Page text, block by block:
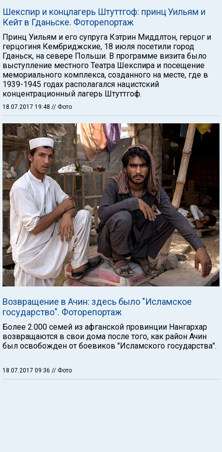
Шекспир и концлагерь Штуттгоф: принц Уильям и
Кейт в Гданьске. Фоторепортаж
Принц Уильям и его супруга Кэтрин Миддлтон, герцог и
герцогиня Кембриджские, 18 июля посетили город
Гданьск, на севере Польши. В программе визита было
выступление местного Театра Шекспира и посещение
мемориального комплекса, созданного на месте, где в
1939-1945 годах располагался нацистский
концентрационный лагерь Штуттгоф.
18.07.2017 19:48 // Фото
Возвращение в Ачин: здесь было "Исламское
государство". Фоторепортаж
Более 2.000 семей из афганской провинции Нангархар
возвращаются в свои дома после того, как район Ачин
был освобожден от боевиков "Исламского государства".
18.07.2017 09:36 // Фото